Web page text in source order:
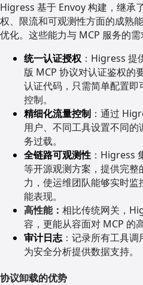
Higress 基于 Envoy 构建，继承
权、限流和可观测性方面的成熟
优化。这些能力与 MCP 服务的需
统一认证授权 ：Higress
版 MCP 协议对认证鉴权的
认证代码，只需简单配置
控制。
精细化流量控制 ：通过
用户、不同工具设置不同
务过载。
全链路可观测性 ：Higress
等开源观测方案，提供完
力，使运维团队能够实时
能表现。
高性能： 相比传统网关，
容，更能从容面对 MCP 的
审计日志：记录所有工具调
为安全分析提供数据支持。
协议卸载的优势